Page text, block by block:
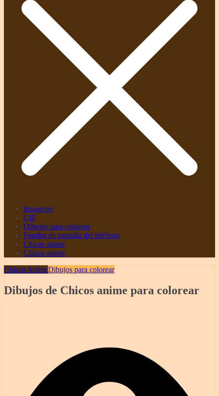
Imagenes
GIF
Dibujos para colorear
Fondos de pantalla del teléfono
Chicas anime
Chicos anime
Chicos AnimeDibujos para colorear
Dibujos de Chicos anime para colorear